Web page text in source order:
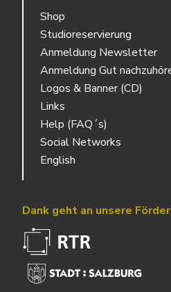
Shop
Studioreservierung
Anmeldung Newsletter
Anmeldung Gut
Logos & Banner (CD)
Links
Help (FAQ´s)
Social Networks
English
Dank geht an unsere